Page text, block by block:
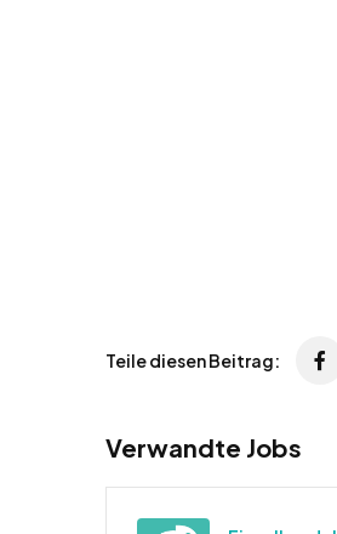
Teile diesen Beitrag:
Verwandte Jobs